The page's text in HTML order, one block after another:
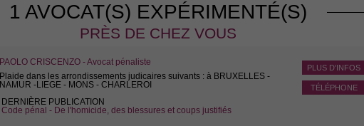
1 AVOCAT(S) EXPÉRIMENTÉ(S)
PRÈS DE CHEZ VOUS
PLUS D'INFOS
TÉLÉPHONE
PAOLO CRISCENZO - Avocat pénaliste
Plaide dans les arrondissements judicaires suivants : à BRUXELLES -
NAMUR -LIEGE - MONS - CHARLEROI
DERNIÈRE PUBLICATION
Code pénal - De l'homicide, des blessures et coups justifiés